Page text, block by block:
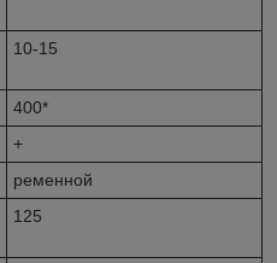
10-15
400*
+
ременной
125